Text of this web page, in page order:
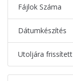
Fájlok Száma
Dátumkészítés
Utoljára frissített